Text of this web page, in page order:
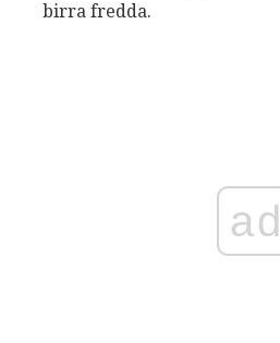
birra fredda.
ad